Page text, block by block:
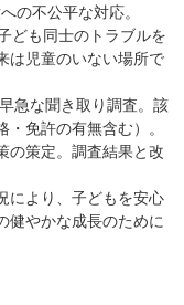
の不公平な対応。
ども同士のトラブルを
は児童のいない場所で
急な聞き取り調査。該
免許の有無含む）。
の策定。調査結果と改
により、子どもを安心
健やかな成長のために